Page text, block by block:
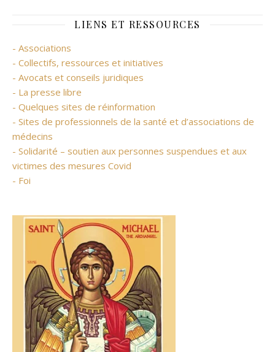
LIENS ET RESSOURCES
- Associations
- Collectifs, ressources et initiatives
- Avocats et conseils juridiques
- La presse libre
- Quelques sites de réinformation
- Sites de professionnels de la santé et d’associations de
médecins
- Solidarité – soutien aux personnes suspendues et aux
victimes des mesures Covid
- Foi